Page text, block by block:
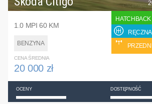
1.0 MPI 60 KM
BENZYNA
RĘCZNA
PRZEDNI
CENA ŚREDNIA
20 000 zł
OCENY DOSTĘPNOŚĆ